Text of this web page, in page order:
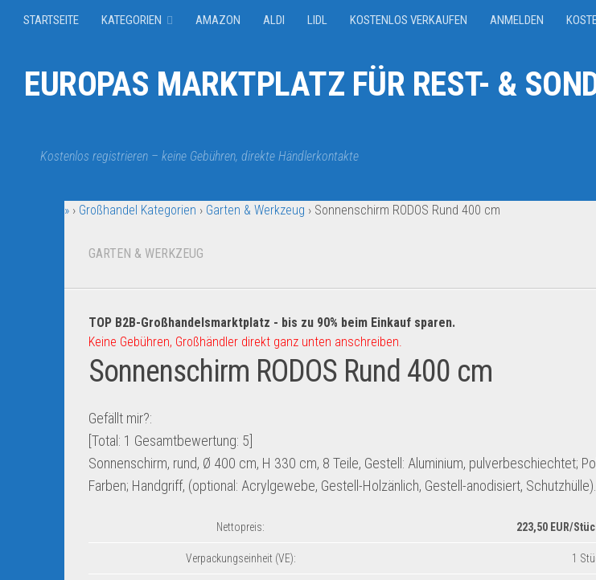
STARTSEITE KATEGORIEN AMAZON ALDI LIDL KOSTENLOS VERKAUFEN ANMELDEN
EUROPAS MARKTPLATZ FÜR REST- &
Kostenlos registrieren – keine Gebühren, direkte Händlerkontakte
» › Großhandel Kategorien › Garten & Werkzeug › Sonnenschirm RODOS Rund 400 cm
GARTEN & WERKZEUG
TOP B2B-Großhandelsmarktplatz - bis zu 90% beim Einkauf sparen.
Keine Gebühren, Großhändler direkt ganz unten anschreiben.
Sonnenschirm RODOS Rund 400 cm
Gefällt mir?:
[Total: 1 Gesamtbewertung: 5
Sonnenschirm, rund, Ø 400 cm, H 330 cm, 8 Teile, Gestell: Aluminium, pulverbeschiechtet;
Farben; Handgriff, (optional: Acrylgewebe, Gestell-Holzänlich, Gestell-anodisiert, Schutzhülle).
Nettopreis: 223,50 EUR/
Verpackungseinheit (VE): 1